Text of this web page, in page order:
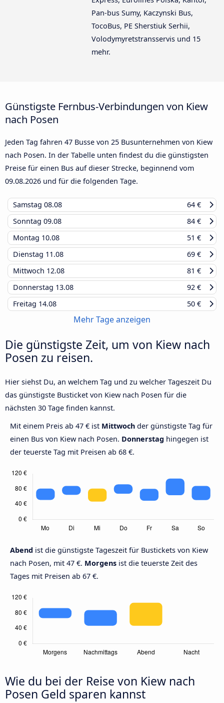
Pan-bus Sumy, Kaczynski Bus,
TocoBus, PE Sherstiuk Serhii,
Volodymyretstransservis und 15
mehr.
Günstigste Fernbus-Verbindungen von Kiew
nach Posen
Jeden Tag fahren 47 Busse von 25 Busunternehmen von Kiew
nach Posen. In der Tabelle unten findest du die günstigsten
Preise für einen Bus auf dieser Strecke, beginnend vom
09.08.2026 und für die folgenden Tage.
Samstag 08.08
64 €
Sonntag 09.08
84 €
Montag 10.08
51 €
Dienstag 11.08
69 €
Mittwoch 12.08
81 €
Donnerstag 13.08
92 €
Freitag 14.08 50 €
Mehr Tage anzeigen
Die günstigste Zeit, um von Kiew nach
Posen zu reisen.
Hier siehst Du, an welchem Tag und zu welcher Tageszeit Du
das günstigste Busticket von Kiew nach Posen für die
nächsten 30 Tage finden kannst.
Mit einem Preis ab 47 € ist Mittwoch der günstigste Tag für
einen Bus von Kiew nach Posen. Donnerstag hingegen ist
der teuerste Tag mit Preisen ab 68 €.
Abend ist die günstigste Tageszeit für Bustickets von Kiew
nach Posen, mit 47 €. Morgens ist die teuerste Zeit des
Tages mit Preisen ab 67 €.
Wie du bei der Reise von Kiew nach
Posen Geld sparen kannst